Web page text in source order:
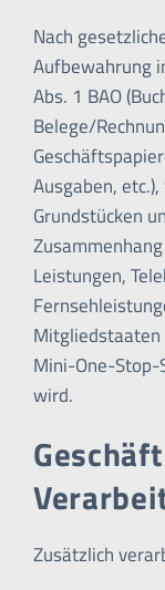
Nach
Aufbewahrung
Abs. 1 BAO
Belege/
Ausgaben,
Grundstücken
Leistungen,
Mini-One-Stop-
wird.
Zusätzlich